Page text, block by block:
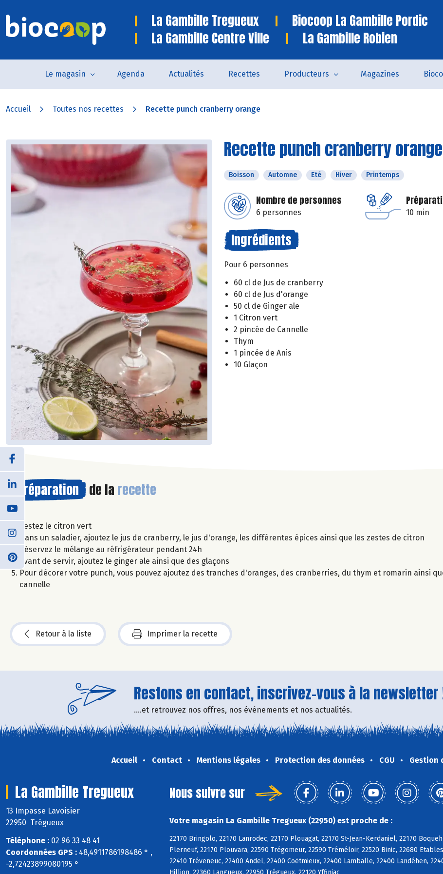
La Gambille Tregueux Biocoop La Gambille Pordic
La Gambille Centre Ville
La Gambille Robien
Le magasin Agenda Actualités Recettes Producteurs Magazines
Accueil Toutes nos recettes Recette punch cranberry orange
Recette punch cranberry orange
Boisson Automne Eté Hiver Printemps
Nombre de personnes
6 personnes 10 min
Ingrédients
Pour 6 personnes
60 cl de Jus de cranberry
60 cl de Jus d'orange
50 cl de Ginger ale
1 Citron vert
2 pincée de Cannelle
Thym
1 pincée de Anis
10 Glaçon
Préparation de la recette
Zestez le citron vert
Dans un saladier, ajoutez le jus de cranberry, le jus d'orange, les différentes épices ainsi que les zestes de citron
Réservez le mélange au réfrigérateur pendant 24h
Avant de servir, ajoutez le ginger ale ainsi que des glaçons
Pour décorer votre punch, vous pouvez ajoutez des tranches d'oranges, des cranberries, du thym et romarin ainsi
cannelle
Retour à la liste Imprimer la recette
Restons en contact, inscrivez-vous à la newsletter
....et retrouvez nos offres, nos événements et nos actualités.
Accueil Contact Mentions légales Protection des données CGU Gestion
La Gambille Tregueux
13 Impasse Lavoisier
22950 Trégueux
Téléphone : 02 96 33 48 41
Coordonnées GPS : 48,4911786198486 ° ,
-2,72423899080195 °
Nous suivre sur
Votre magasin La Gambille Tregueux (22950) est proche de :
22170 Bringolo, 22170 Lanrodec, 22170 Plouagat, 22170 St-Jean-Kerdaniel, 22170
Plerneuf, 22170 Plouvara, 22590 Trégomeur, 22590 Tréméloir, 22520 Binic, 22680
22410 Tréveneuc, 22400 Andel, 22400 Coëtmieux, 22400 Lamballe, 22400 Landéhen,